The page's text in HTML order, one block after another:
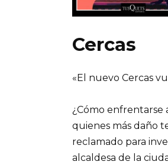
Cercas
«El nuevo Cercas
¿Cómo enfrentarse
quienes más daño
reclamado para
alcaldesa de la